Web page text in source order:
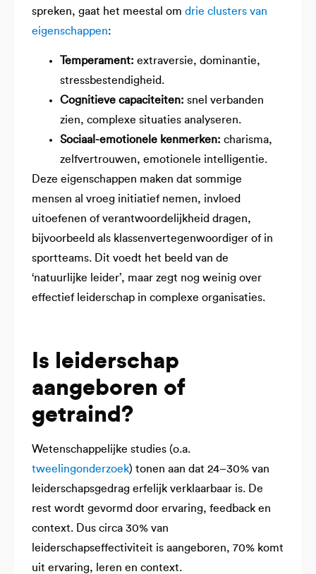
spreken, gaat het meestal om drie clusters van
eigenschappen:
Temperament: extraversie, dominantie,
stressbestendigheid.
Cognitieve capaciteiten: snel verbanden
zien, complexe situaties analyseren.
Sociaal-emotionele kenmerken: charisma,
zelfvertrouwen, emotionele intelligentie.
Deze eigenschappen maken dat sommige
mensen al vroeg initiatief nemen, invloed
uitoefenen of verantwoordelijkheid dragen,
bijvoorbeeld als klassenvertegenwoordiger of in
sportteams. Dit voedt het beeld van de
‘natuurlijke leider’, maar zegt nog weinig over
effectief leiderschap in complexe organisaties.
Is leiderschap
aangeboren of
getraind?
Wetenschappelijke studies (o.a.
tweelingonderzoek) tonen aan dat 24–30% van
leiderschapsgedrag erfelijk verklaarbaar is. De
rest wordt gevormd door ervaring, feedback en
context. Dus circa 30% van
leiderschapseffectiviteit is aangeboren, 70% komt
uit ervaring, leren en context.